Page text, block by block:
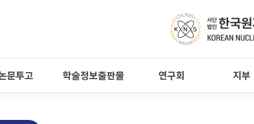
문투고 학술정보출판물 연구회 지부